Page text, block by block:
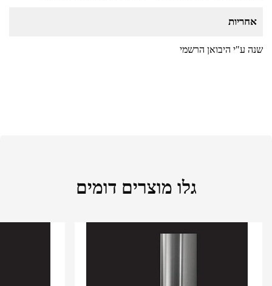
אחריות
שנה ע"י היבואן הרשמי
גלו מוצרים דומים